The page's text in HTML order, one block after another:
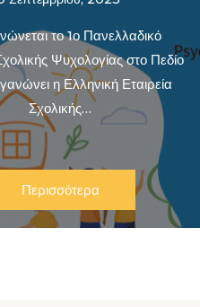
το 1ο Πανελλαδικό
Ψυχολογίας στο Πεδίο
η Ελληνική Εταιρεία
Σχολικής…
Περισσότερα